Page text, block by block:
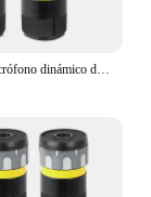
Cápsulas de micrófono dinámico de 5 piezas, núcleo de repuesto para micrófono con cable, BETA58 UC SLX 2 SLX4